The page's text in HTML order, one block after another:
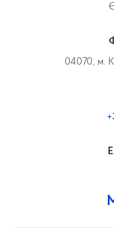
04070, м.